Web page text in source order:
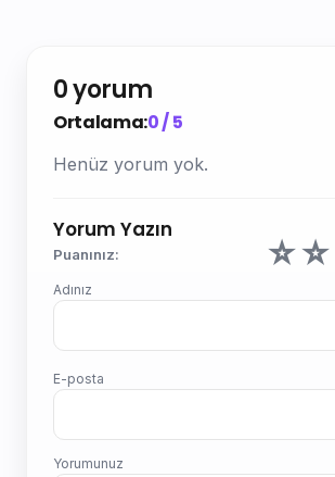
0 yorum
Ortalama:0 / 5
Henüz yorum yok.
Yorum Yazın
Puanınız: ☆☆
Adınız
E-posta
Yorumunuz